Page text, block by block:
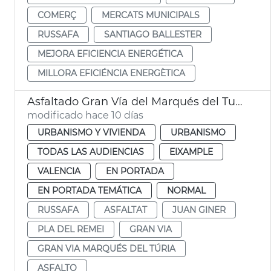
COMERÇ
MERCATS MUNICIPALS
RUSSAFA
SANTIAGO BALLESTER
MEJORA EFICIENCIA ENERGÉTICA
MILLORA EFICIÉNCIA ENERGÈTICA
Asfaltado Gran Vía del Marqués del Turia València
modificado hace 10 días
URBANISMO Y VIVIENDA
URBANISMO
TODAS LAS AUDIENCIAS
EIXAMPLE
VALENCIA
EN PORTADA
EN PORTADA TEMÁTICA
NORMAL
RUSSAFA
ASFALTAT
JUAN GINER
PLA DEL REMEI
GRAN VIA
GRAN VIA MARQUÉS DEL TÚRIA
ASFALTO